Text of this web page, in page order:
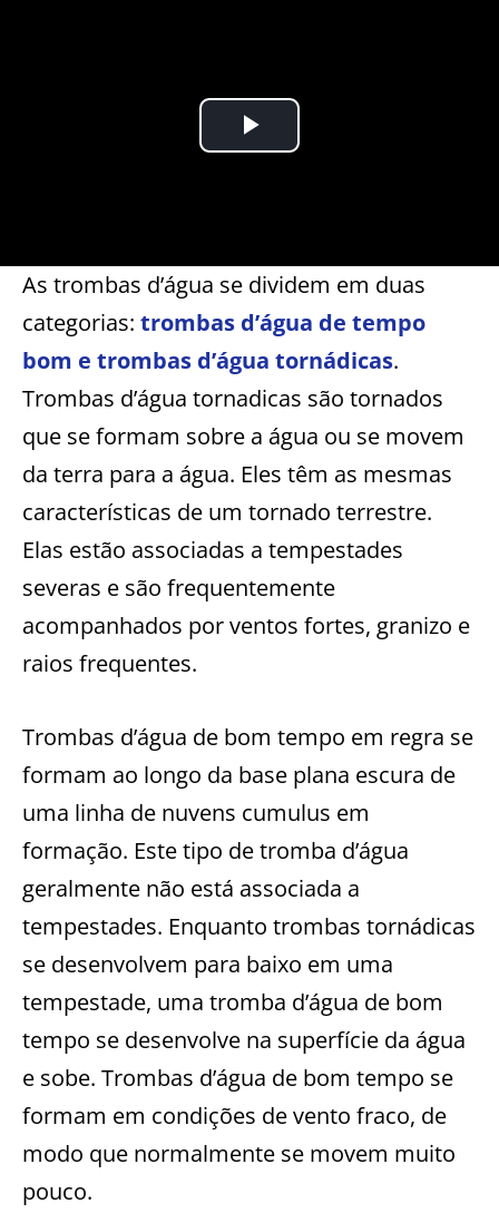
As trombas d’água se dividem em duas
categorias: trombas d’água de tempo
bom e trombas d’água tornádicas.
Trombas d’água tornadicas são tornados
que se formam sobre a água ou se movem
da terra para a água. Eles têm as mesmas
características de um tornado terrestre.
Elas estão associadas a tempestades
severas e são frequentemente
acompanhados por ventos fortes, granizo e
raios frequentes.
Trombas d’água de bom tempo em regra se
formam ao longo da base plana escura de
uma linha de nuvens cumulus em
formação. Este tipo de tromba d’água
geralmente não está associada a
tempestades. Enquanto trombas tornádicas
se desenvolvem para baixo em uma
tempestade, uma tromba d’água de bom
tempo se desenvolve na superfície da água
e sobe. Trombas d’água de bom tempo se
formam em condições de vento fraco, de
modo que normalmente se movem muito
pouco.